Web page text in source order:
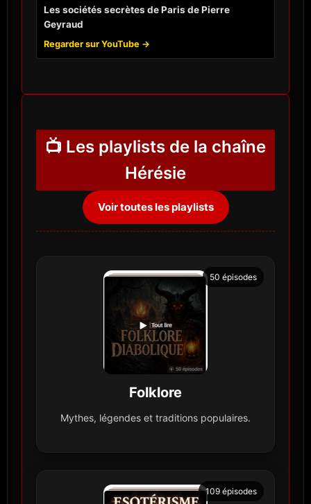
Les sociétés secrètes de Paris de Pierre
Geyraud
Regarder sur YouTube →
📺 Les playlists de la chaîne
Hérésie
Voir toutes les playlists
50 épisodes
Folklore
Mythes, légendes et traditions populaires.
109 épisodes